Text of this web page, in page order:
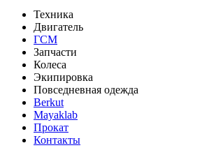
Техника
Двигатель
ГСМ
Запчасти
Колеса
Экипировка
Повседневная одежда
Berkut
Mayaklab
Прокат
Контакты